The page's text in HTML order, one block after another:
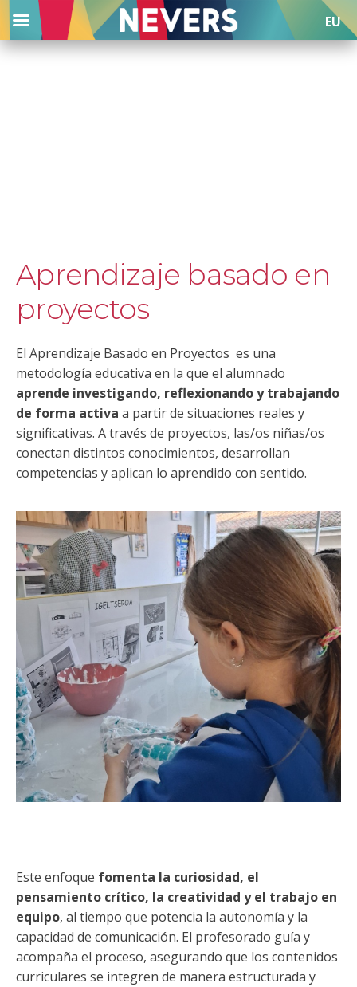
contenido
Aprendizaje basado en
proyectos
El Aprendizaje Basado en Proyectos es una
metodología educativa en la que el alumnado
aprende investigando, reflexionando y trabajando
de forma activa a partir de situaciones reales y
significativas. A través de proyectos, las/os niñas/os
conectan distintos conocimientos, desarrollan
competencias y aplican lo aprendido con sentido.
Este enfoque fomenta la curiosidad, el
pensamiento crítico, la creatividad y el trabajo en
equipo, al tiempo que potencia la autonomía y la
capacidad de comunicación. El profesorado guía y
acompaña el proceso, asegurando que los contenidos
curriculares se integren de manera estructurada y
EU